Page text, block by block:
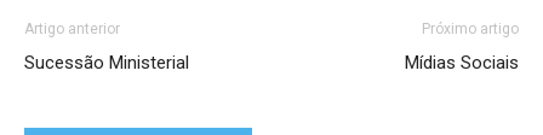
Artigo anterior
Sucessão Ministerial
Próximo artigo
Mídias Sociais